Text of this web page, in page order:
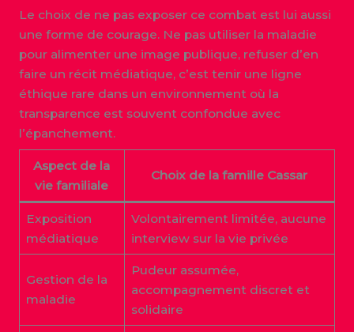
Le choix de ne pas exposer ce combat est lui aussi
une forme de courage. Ne pas utiliser la maladie
pour alimenter une image publique, refuser d’en
faire un récit médiatique, c’est tenir une ligne
éthique rare dans un environnement où la
transparence est souvent confondue avec
l’épanchement.
Aspect de la
vie familiale
Choix de la famille Cassar
Exposition
médiatique
Volontairement limitée, aucune
interview sur la vie privée
Gestion de la
maladie
Pudeur assumée,
accompagnement discret et
solidaire